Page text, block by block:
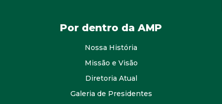
Por dentro da AMP
Nossa História
Missão e Visão
Diretoria Atual
Galeria de Presidentes